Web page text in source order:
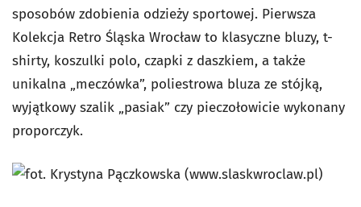
sposobów zdobienia odzieży sportowej. Pierwsza
Kolekcja Retro Śląska Wrocław to klasyczne bluzy, t-
shirty, koszulki polo, czapki z daszkiem, a także
unikalna „meczówka”, poliestrowa bluza ze stójką,
wyjątkowy szalik „pasiak” czy pieczołowicie wykonany
proporczyk.